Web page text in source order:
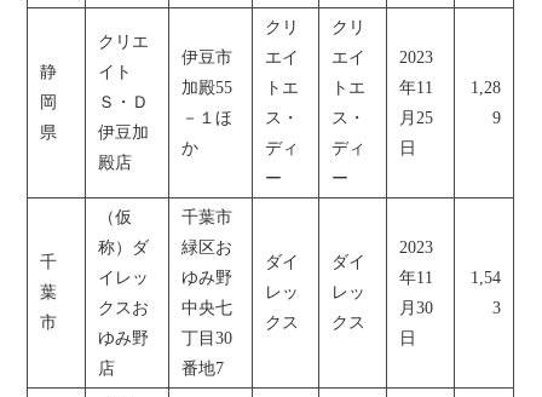
静
岡
県
クリエ
イト
Ｓ・Ｄ
伊豆加
殿店
伊豆市
加殿55
－１ほ
か
クリ
エイ
トエ
ス・
ディ
ー
クリ
エイ
トエ
ス・
ディ
ー
2023
年11
月25
日
1,28
9
千
葉
市
（仮
称）ダ
イレッ
クスお
ゆみ野
店
千葉市
緑区お
ゆみ野
中央七
丁目30
番地7
ダイ
レッ
クス
ダイ
レッ
クス
2023
年11
月30
日
1,54
3